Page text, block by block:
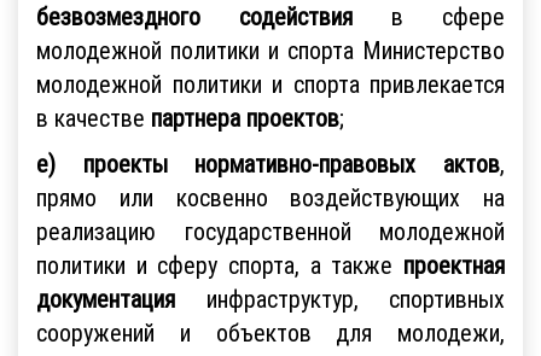
безвозмездного содействия в сфере
молодежной политики и спорта Министерство
молодежной политики и спорта привлекается
в качестве партнера проектов;
е) проекты нормативно-правовых актов,
прямо или косвенно воздействующих на
реализацию государственной молодежной
политики и сферу спорта, а также проектная
документация инфраструктур, спортивных
сооружений и объектов для молодежи,